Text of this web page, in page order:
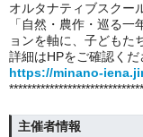
オルタナティブスクー
「自然・農作・巡る
ョンを軸に、子どもた
詳細はHPをご確認くだ
https://minano-
主催者情報